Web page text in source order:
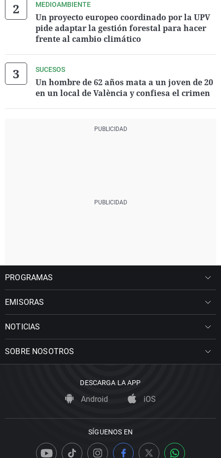
MEDIOAMBIENTE
Un proyecto europeo coordinado por la UPV
pide adaptar la gestión forestal para hacer
frente al cambio climático
SUCESOS
Un hombre de 62 años mata a un joven de 20
en un local de València y confiesa el crimen
PROGRAMAS
EMISORAS
NOTICIAS
SOBRE NOSOTROS
DESCARGA LA APP
Android iOS
SÍGUENOS EN